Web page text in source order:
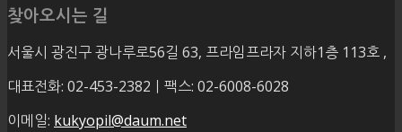
찾아오시는 길
서울시 광진구 광나루로56길 63, 프라임프라자 지하1층 113호 ,
대표전화: 02-453-2382ㅣ팩스: 02-6008-6028
이메일: kukyopil@daum.net